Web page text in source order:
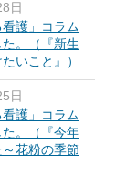
日
看護」コラム
。（『新生
いこと』）
日
看護」コラム
。（『今年
花粉の季節